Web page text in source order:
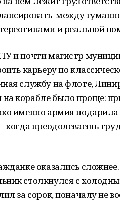
между
и реальной
и почти магистр
карьеру по
службу на флоте,
корабле было проще:
именно армия подарила
когда преодолеваешь
оказались
столкнулся с
за сорок, поначалу не